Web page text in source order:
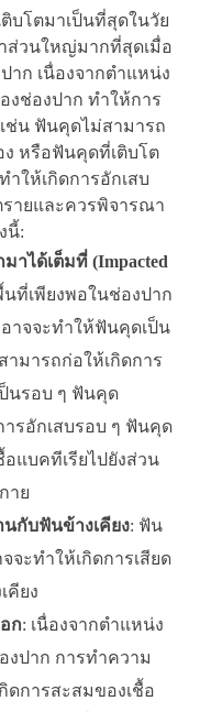
โตมาเป็นที่สุดในวัย
วนใหญ่มากที่สุดเมื่อ
าก เนื่องจากตำแหน่ง
ช่องปาก ทำให้การ
ช่น ฟันคุดไม่สามารถ
หรือฟันคุดที่เติบโต
ให้เกิดการอักเสบ
ายและควรพิจารณา
นี้:
าได้เต็มที่ (Impacted
ที่เพียงพอในช่องปาก
าจจะทำให้ฟันคุดเป็น
ามารถก่อให้เกิดการ
นรอบ ๆ ฟันคุด
ารอักเสบรอบ ๆ ฟันคุด
แบคทีเรียไปยังส่วน
าย
กับฟันข้างเคียง: ฟัน
ะทำให้เกิดการเสียด
คียง
ก: เนื่องจากตำแหน่ง
ปาก การทำความ
ดการสะสมของเชื้อ